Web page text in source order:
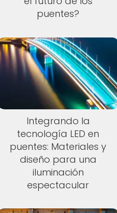
puentes?
Integrando la
tecnología LED en
puentes: Materiales y
diseño para una
iluminación
espectacular